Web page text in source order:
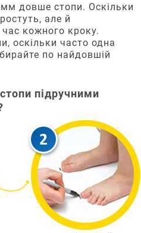
довше стопи. Оскільки
але й
кожного кроку.
оскільки часто одна
по найдовшій
підручними